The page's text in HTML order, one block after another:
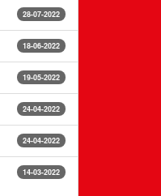
28-07-2022
18-06-2022
19-05-2022
24-04-2022
24-04-2022
14-03-2022